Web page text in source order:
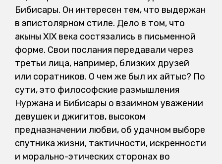
Бибисары. Он интересен тем, что выдержан
в эпистолярном стиле. Дело в том, что
акыны XIX века состязались в письменной
форме. Свои послания передавали через
третьи лица, например, близких друзей
или соратников. О чем же был их айтыс? По
сути, это философские размышления
Нуржана и Бибисары о взаимном уважении
девушек и джигитов, высоком
предназначении любви, об удачном выборе
спутника жизни, тактичности, искренности
и морально-этических сторонах во